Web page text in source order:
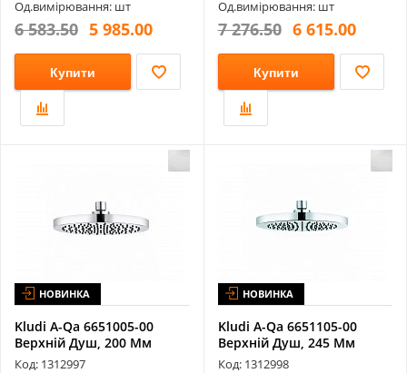
Од.вимірювання: шт
6 583.50 5 985.00
Купити
Од.вимірювання: шт
7 276.50 6 615.00
Купити
НОВИНКА
Kludi A-Qa 6651005-00
Верхній Душ, 200 Мм
Код: 1312997
НОВИНКА
Kludi A-Qa 6651105-00
Верхній Душ, 245 Мм
Код: 1312998